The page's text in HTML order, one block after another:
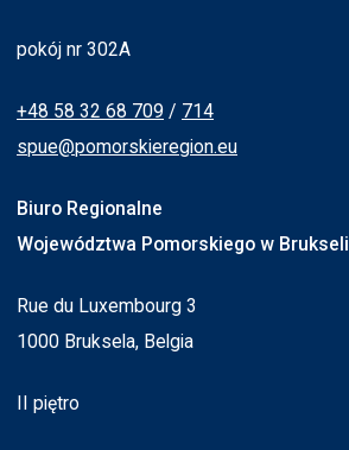
pokój nr 302A
+48 58 32 68 709 / 714
spue@pomorskieregion.eu
Biuro Regionalne
Województwa Pomorskiego w Brukseli
Rue du Luxembourg 3
1000 Bruksela, Belgia
II piętro